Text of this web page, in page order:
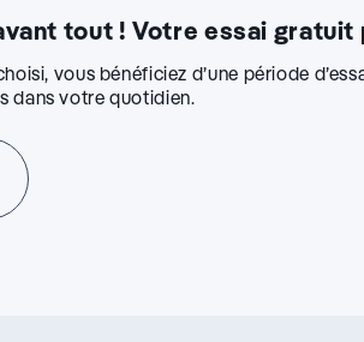
tout ! Votre essai gratuit
vous bénéficiez d’une période
dans votre quotidien.